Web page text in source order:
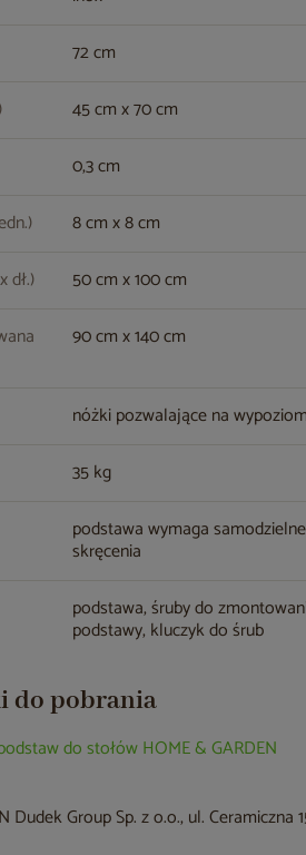
72 cm
45 cm x 70 cm
0,3 cm
8 cm x 8 cm
dł.)
50 cm x 100 cm
90 cm x 140 cm
nóżki pozwalające na
35 kg
podstawa wymaga
skręcenia
podstawa, śruby do
podstawy, kluczyk do śrub
do pobrania
do stołów HOME & GARDEN
Group Sp. z o.o., ul. Ceramiczna